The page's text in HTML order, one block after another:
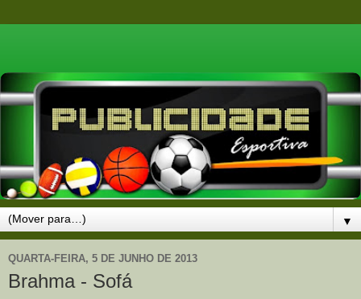
▼
QUARTA-FEIRA, 5 DE JUNHO DE 2013
Brahma - Sofá